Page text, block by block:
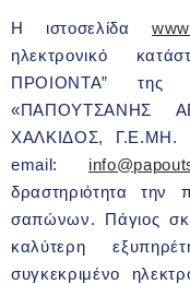
H ιστοσελίδα
ηλεκτρονικό
ΠΡΟΙΟΝΤΑ” της
«ΠΑΠΟΥΤΣΑΝΗΣ
ΧΑΛΚΙΔΟΣ, Γ.Ε.ΜΗ.
email:
δραστηριότητα την
σαπώνων. Πάγιος
καλύτερη
συγκεκριμένο